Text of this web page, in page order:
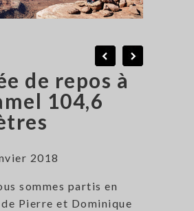
de repos à
104,6
2018
sommes partis en
Pierre et Dominique